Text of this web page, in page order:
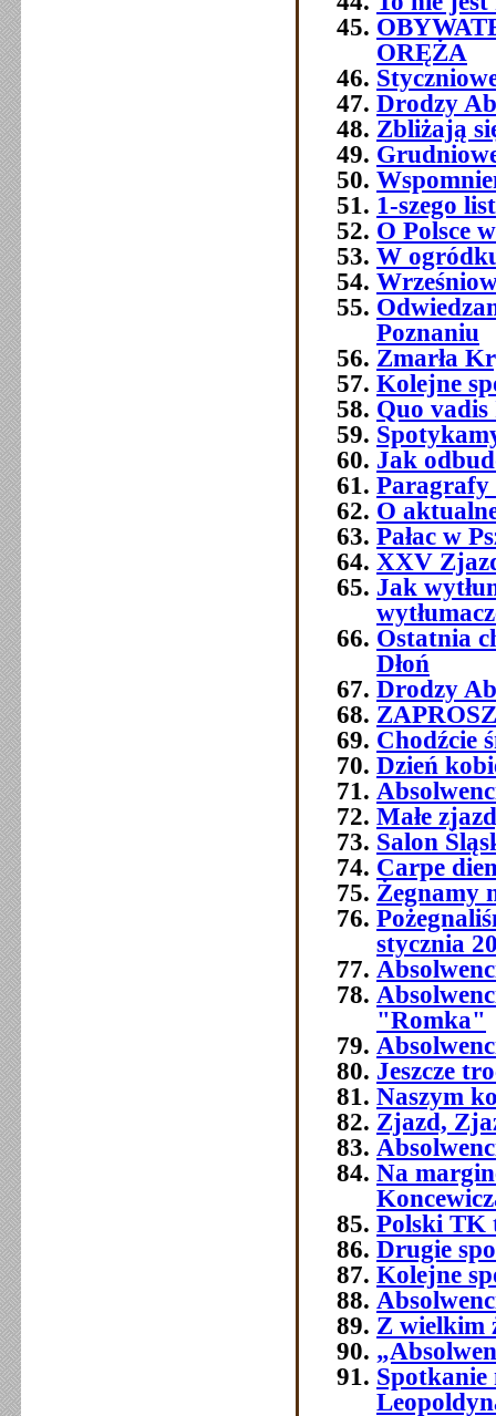
ORĘŻA
Drodzy
Zbliżają
1-szego
O Polsce
W
Poznaniu
Zmarła
Kolejne
Quo vadis
Jak
Paragrafy
O
Pałac w
XXV
Jak
Ostatnia
Dłoń
Drodzy
Chodźcie
Dzień
Małe
Salon
Carpe
Żegnamy
stycznia
"Romka"
Jeszcze
Naszym
Zjazd,
Na
Polski TK
Drugie
Kolejne
Z wielkim
Spotkanie